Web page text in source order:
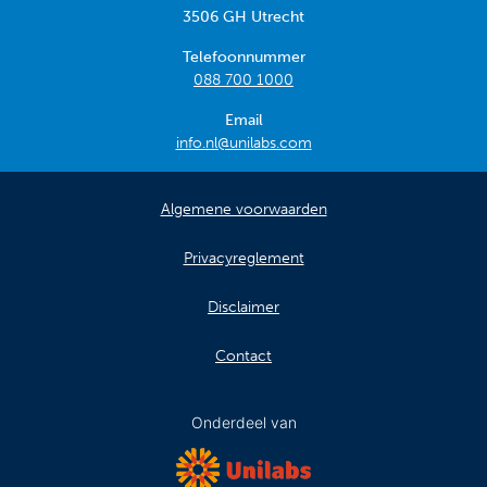
3506 GH Utrecht
Telefoonnummer
088 700 1000
Email
info.nl@unilabs.com
Algemene voorwaarden
Privacyreglement
Disclaimer
Contact
Onderdeel van